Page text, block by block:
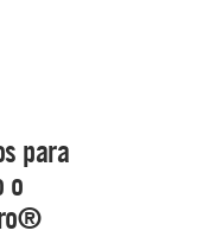
para
o